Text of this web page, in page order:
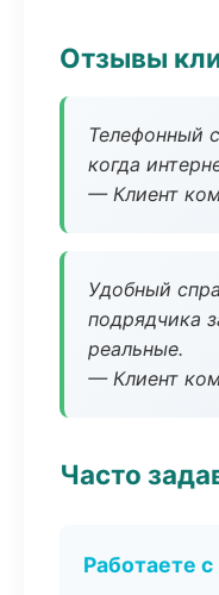
Отзывы
Телефонный
когда
— Клиент
Удобный
подрядчика
реальные.
— Клиент
Часто
Работаете